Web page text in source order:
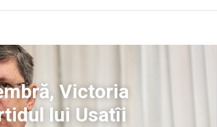
Victoria
lui Usatîi